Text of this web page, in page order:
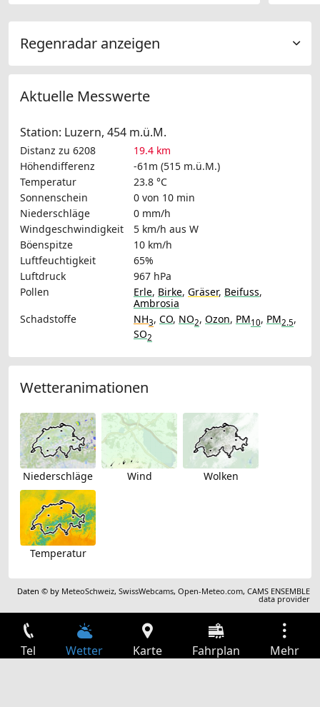
Regenradar anzeigen
Aktuelle Messwerte
Station: Luzern, 454 m.ü.M.
Distanz zu 6208
19.4 km
Höhendifferenz
-61m (515 m.ü.M.)
Temperatur
23.8 °C
Sonnenschein
0 von 10 min
Niederschläge
0 mm/h
Windgeschwindigkeit
5 km/h aus W
Böenspitze
10 km/h
Luftfeuchtigkeit
65%
Luftdruck
967 hPa
Pollen
Erle, Birke, Gräser, Beifuss,
Ambrosia
Schadstoffe
NH3, CO, NO2, Ozon, PM10, PM2.5,
SO2
Wetteranimationen
Niederschläge Wind Wolken
Temperatur
Daten © by MeteoSchweiz,SwissWebcams,Open-Meteo.com,CAMS ENSEMBLE
data provider
Tel Wetter Karte Fahrplan Mehr